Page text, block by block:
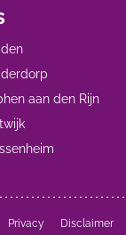
aan den Rijn
Privacy Disclaimer